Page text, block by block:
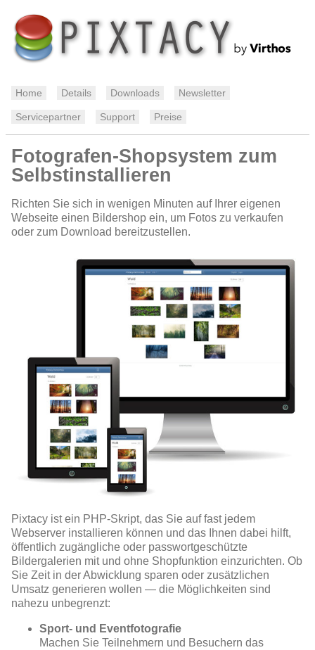
Home Details Downloads Newsletter
Servicepartner Support Preise
Fotografen-Shopsystem zum
Selbstinstallieren
Richten Sie sich in wenigen Minuten auf Ihrer eigenen
Webseite einen Bildershop ein, um Fotos zu verkaufen
oder zum Download bereitzustellen.
Pixtacy ist ein PHP-Skript, das Sie auf fast jedem
Webserver installieren können und das Ihnen dabei hilft,
öffentlich zugängliche oder passwortgeschützte
Bildergalerien mit und ohne Shopfunktion einzurichten. Ob
Sie Zeit in der Abwicklung sparen oder zusätzlichen
Umsatz generieren wollen — die Möglichkeiten sind
nahezu unbegrenzt:
Sport- und Eventfotografie
Machen Sie Teilnehmern und Besuchern das